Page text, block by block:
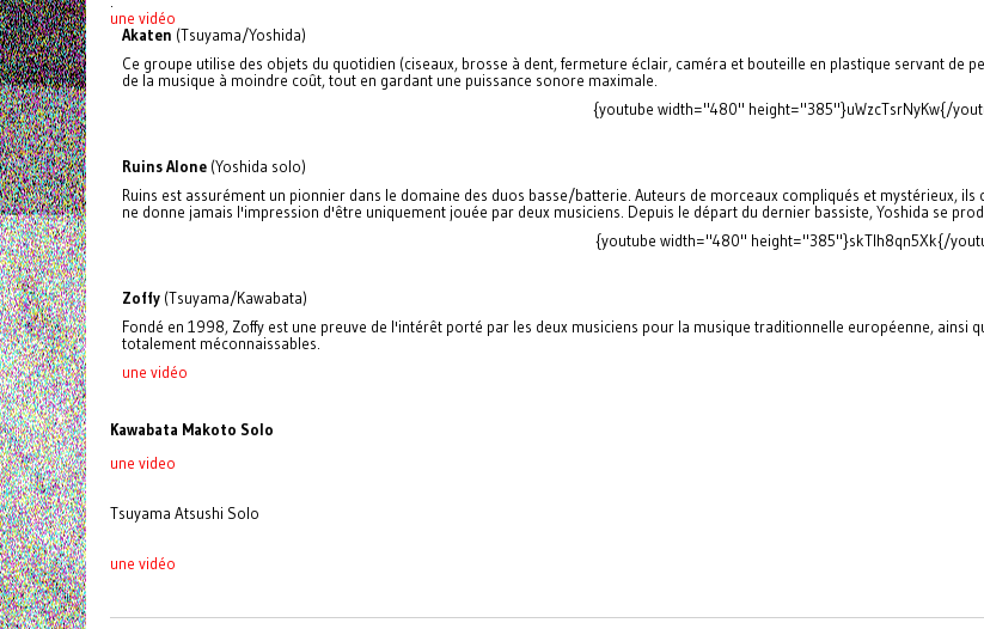
une vidéo
Akaten (Tsuyama/Yoshida)
Ce groupe utilise des objets du quotidien (ciseaux, brosse à dent, fermeture éclair, caméra et bouteille en plastique servant de
de la musique à moindre coût, tout en gardant une puissance sonore maximale.
{youtube width="480" height="385"}uWzcTsrNyKw{/
Ruins Alone (Yoshida solo)
Ruins est assurément un pionnier dans le domaine des duos basse/batterie. Auteurs de morceaux compliqués et mystérieux,
ne donne jamais l'impression d'être uniquement jouée par deux musiciens. Depuis le départ du dernier bassiste, Yoshida se
{youtube width="480" height="385"}skTIh8qn5Xk{/
Zoffy (Tsuyama/Kawabata)
Fondé en 1998, Zoffy est une preuve de l'intérêt porté par les deux musiciens pour la musique traditionnelle européenne, ainsi
totalement méconnaissables.
une vidéo
Kawabata Makoto Solo
une video
Tsuyama Atsushi Solo
une vidéo